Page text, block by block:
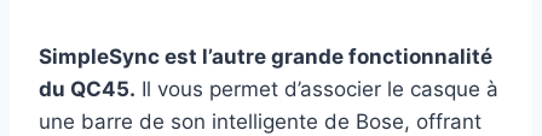
SimpleSync est l’autre grande fonctionnalité
du QC45. Il vous permet d’associer le casque à
une barre de son intelligente de Bose, offrant